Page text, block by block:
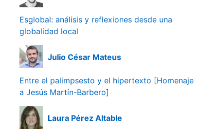
Esglobal: análisis y reflexiones desde una
globalidad local
Julio César Mateus
Entre el palimpsesto y el hipertexto [Homenaje
a Jesús Martín-Barbero]
Laura Pérez Altable